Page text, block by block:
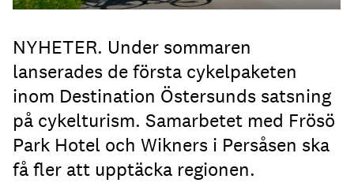
NYHETER. Under sommaren
lanserades de första cykelpaketen
inom Destination Östersunds satsning
på cykelturism. Samarbetet med Frösö
Park Hotel och Wikners i Persåsen ska
få fler att upptäcka regionen.